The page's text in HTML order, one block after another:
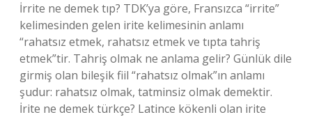
İrrite ne demek tıp? TDK’ya göre, Fransızca “irrite”
kelimesinden gelen irite kelimesinin anlamı
“rahatsız etmek, rahatsız etmek ve tıpta tahriş
etmek”tir. Tahriş olmak ne anlama gelir? Günlük dile
girmiş olan bileşik fiil “rahatsız olmak”ın anlamı
şudur: rahatsız olmak, tatminsiz olmak demektir.
İrite ne demek türkçe? Latince kökenli olan irite